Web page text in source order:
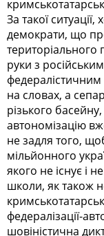
За такої
демократи, що
територіального
руки з
на словах, а
різького
автономізацію
не задля того,
мільйонного
якого не існує і
школи, як також
федералізації-
шовіністична